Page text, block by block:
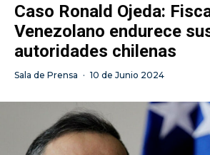
Caso Ronald Ojeda:
Venezolano endurece
autoridades chilenas
Sala de Prensa · 10 de Junio 2024